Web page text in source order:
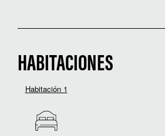
HABITACIONES
Habitación 1